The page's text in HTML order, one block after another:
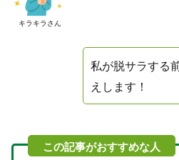
キラキラさん
私が脱サラする
えします！